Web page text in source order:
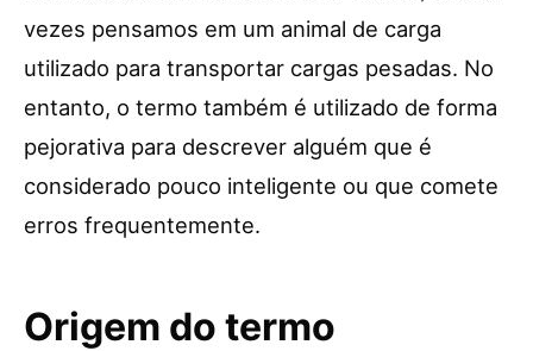
vezes pensamos em um animal de carga
utilizado para transportar cargas pesadas. No
entanto, o termo também é utilizado de forma
pejorativa para descrever alguém que é
considerado pouco inteligente ou que comete
erros frequentemente.
Origem do termo